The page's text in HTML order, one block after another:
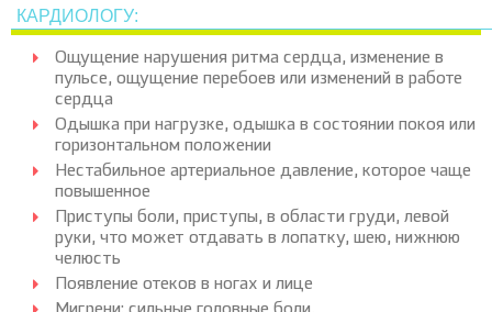
КАРДИОЛОГУ:
Ощущение нарушения ритма сердца, изменение в
пульсе, ощущение перебоев или изменений в работе
сердца
Одышка при нагрузке, одышка в состоянии покоя или
горизонтальном положении
Нестабильное артериальное давление, которое чаще
повышенное
Приступы боли, приступы, в области груди, левой
руки, что может отдавать в лопатку, шею, нижнюю
челюсть
Появление отеков в ногах и лице